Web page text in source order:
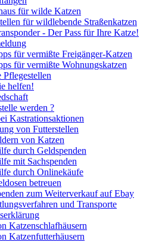
für wilde Katzen
für wildlebende Straßenkatzen
- Der Pass für Ihre Katze!
für vermißte Freigänger-Katzen
für vermißte Wohnungskatzen
Pflegestellen
helfen!
werden ?
Kastrationsaktionen
von Futterstellen
von Katzen
durch Geldspenden
mit Sachspenden
durch Onlinekäufe
betreuen
zum Weiterverkauf auf Ebay
und Transporte
Katzenschlafhäusern
Katzenfutterhäusern